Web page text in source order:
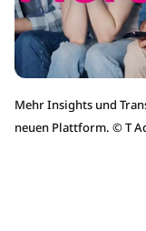
Mehr Insights und
neuen Plattform. ©T